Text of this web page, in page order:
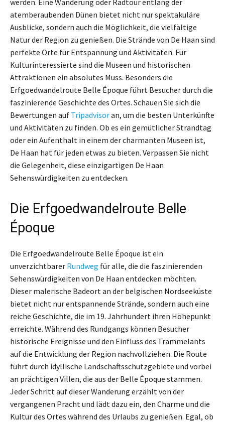
atemberaubenden Dünen bietet nicht nur spektakuläre
Ausblicke, sondern auch die Möglichkeit, die vielfältige
Natur der Region zu genießen. Die Strände von De Haan sind
perfekte Orte für Entspannung und Aktivitäten. Für
Kulturinteressierte sind die Museen und historischen
Attraktionen ein absolutes Muss. Besonders die
Erfgoedwandelroute Belle Époque führt Besucher durch die
faszinierende Geschichte des Ortes. Schauen Sie sich die
Bewertungen auf Tripadvisoran, um die besten Unterkünfte
und Aktivitäten zu finden. Ob es ein gemütlicher Strandtag
oder ein Aufenthalt in einem der charmanten Museen ist,
De Haan hat für jeden etwas zu bieten. Verpassen Sie nicht
die Gelegenheit, diese einzigartigen De Haan
Sehenswürdigkeiten zu entdecken.
Die Erfgoedwandelroute Belle
Époque
Die Erfgoedwandelroute Belle Époque ist ein
unverzichtbarer Rundweg für alle, die die faszinierenden
Sehenswürdigkeiten von De Haan entdecken möchten.
Dieser malerische Badeort an der belgischen Nordseeküste
bietet nicht nur entspannende Strände, sondern auch eine
reiche Geschichte, die im 19. Jahrhundert ihren Höhepunkt
erreichte. Während des Rundgangs können Besucher
historische Ereignisse und den Einfluss des Trammelants
auf die Entwicklung der Region nachvollziehen. Die Route
führt durch idyllische Landschaftsschutzgebiete und vorbei
an prächtigen Villen, die aus der Belle Époque stammen.
Jeder Schritt auf dieser Wanderung erzählt von der
vergangenen Pracht und lädt dazu ein, den Charme und die
Kultur des Ortes während des Urlaubs zu genießen. Egal, ob